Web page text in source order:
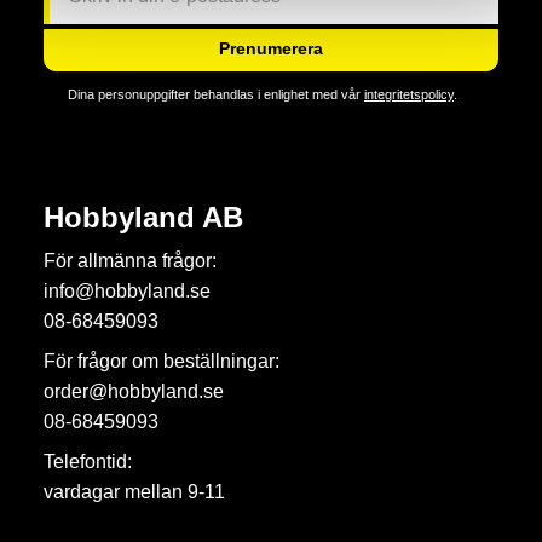
Prenumerera
Dina personuppgifter behandlas i enlighet med vår integritetspolicy.
Hobbyland AB
För allmänna frågor:
info@hobbyland.se
08-68459093
För frågor om beställningar:
order@hobbyland.se
08-68459093
Telefontid:
vardagar mellan 9-11